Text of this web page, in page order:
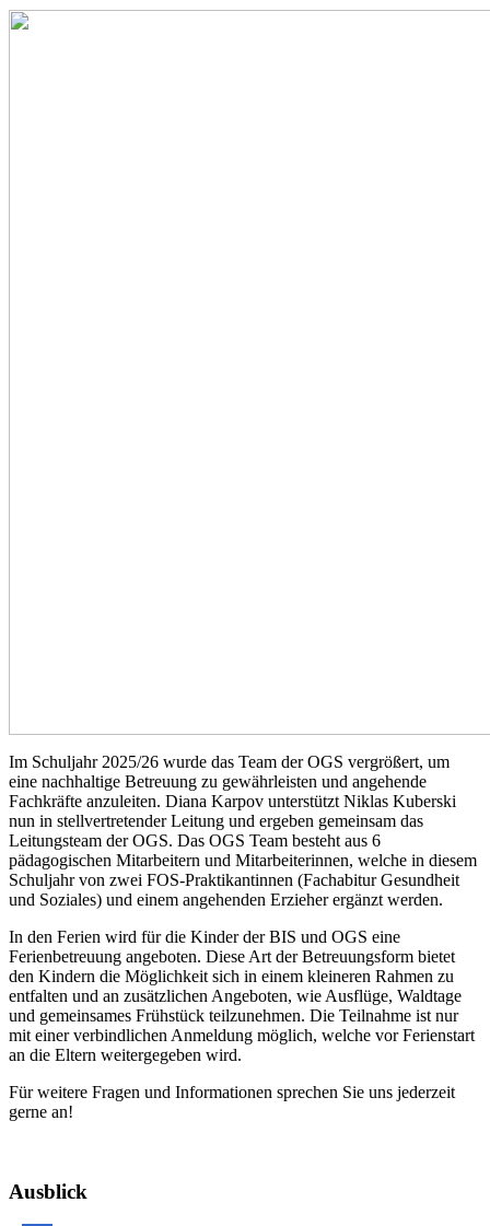
Im Schuljahr 2025/26 wurde das Team der OGS vergrößert, um
eine nachhaltige Betreuung zu gewährleisten und angehende
Fachkräfte anzuleiten. Diana Karpov unterstützt Niklas Kuberski
nun in stellvertretender Leitung und ergeben gemeinsam das
Leitungsteam der OGS. Das OGS Team besteht aus 6
pädagogischen Mitarbeitern und Mitarbeiterinnen, welche in diesem
Schuljahr von zwei FOS-Praktikantinnen (Fachabitur Gesundheit
und Soziales) und einem angehenden Erzieher ergänzt werden.
In den Ferien wird für die Kinder der BIS und OGS eine
Ferienbetreuung angeboten. Diese Art der Betreuungsform bietet
den Kindern die Möglichkeit sich in einem kleineren Rahmen zu
entfalten und an zusätzlichen Angeboten, wie Ausflüge, Waldtage
und gemeinsames Frühstück teilzunehmen. Die Teilnahme ist nur
mit einer verbindlichen Anmeldung möglich, welche vor Ferienstart
an die Eltern weitergegeben wird.
Für weitere Fragen und Informationen sprechen Sie uns jederzeit
gerne an!
Ausblick